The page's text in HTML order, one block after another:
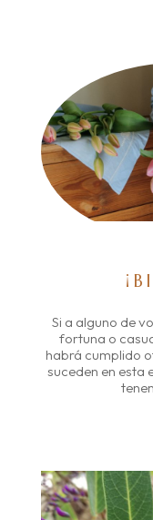
Si a alguno de
fortuna o
habrá cumplido
suceden en esta